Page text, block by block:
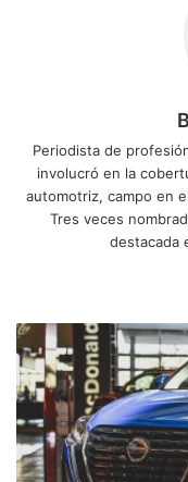
Periodista de
involucró en la
automotriz, campo en
Tres veces
destacada
Renovado
Nissan
Kicks
llega
al
país